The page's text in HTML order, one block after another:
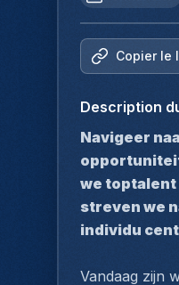
Copier le
Description
Navigeer
we
streven we
individu
Vandaag zijn